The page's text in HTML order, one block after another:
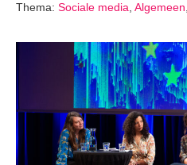
Thema: Sociale media, Algemeen,